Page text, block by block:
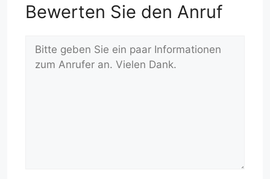
Bewerten Sie den Anruf